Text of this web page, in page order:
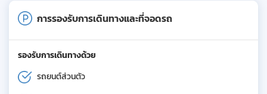
การรองรับการเดินทางและที่จอดรถ
รองรับการเดินทางด้วย
รถยนต์ส่วนตัว